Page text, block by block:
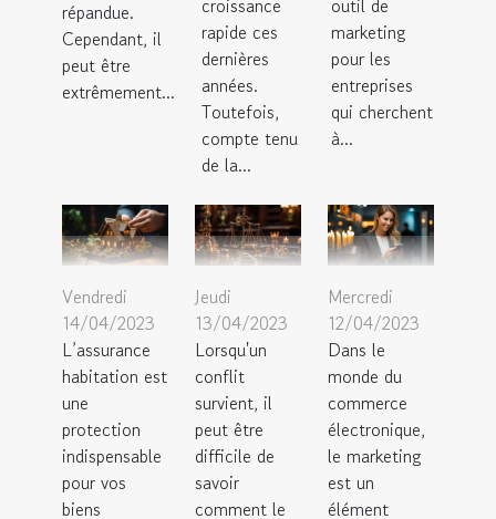
répandue.
Cependant, il
peut être
extrêmement...
croissance
rapide ces
dernières
années.
Toutefois,
compte tenu
de la...
outil de
marketing
pour les
entreprises
qui cherchent
à...
Vendredi
14/04/2023
L’assurance
habitation est
une
protection
indispensable
pour vos
biens
Jeudi
13/04/2023
Lorsqu'un
conflit
survient, il
peut être
difficile de
savoir
comment le
Mercredi
12/04/2023
Dans le
monde du
commerce
électronique,
le marketing
est un
élément